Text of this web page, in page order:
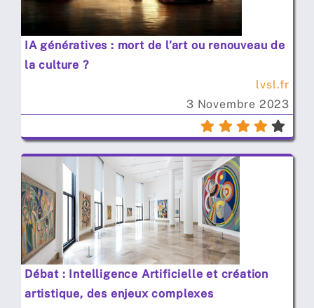
IA génératives : mort de l’art ou renouveau de
la culture ?
lvsl.fr
3 Novembre 2023
Débat : Intelligence Artificielle et création
artistique, des enjeux complexes